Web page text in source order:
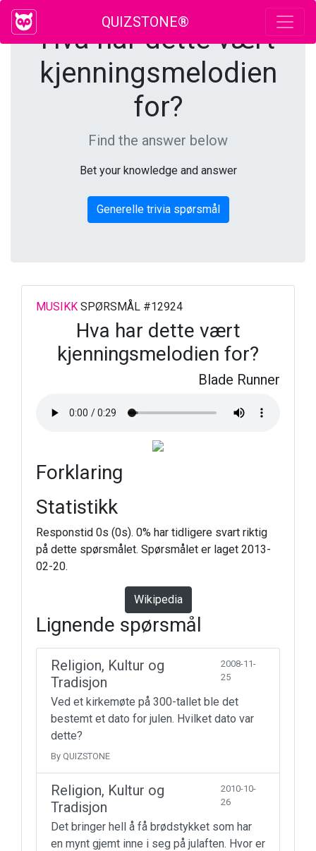
QUIZSTONE®
Hva har dette vært
kjenningsmelodien
for?
Find the answer below
Bet your knowledge and answer
Generelle trivia spørsmål
MUSIKK SPØRSMÅL #12924
Hva har dette vært
kjenningsmelodien for?
Blade Runner
Forklaring
Statistikk
Responstid 0s (0s). 0% har tidligere svart riktig
på dette spørsmålet. Spørsmålet er laget 2013-
02-20.
Wikipedia
Lignende spørsmål
Religion, Kultur og
Tradisjon
2008-11-
25
Ved et kirkemøte på 300-tallet ble det
bestemt et dato for julen. Hvilket dato var
dette?
By QUIZSTONE
Religion, Kultur og
Tradisjon
2010-10-
26
Det bringer hell å få brødstykket som har
en mynt gjemt inne i seg på julaften. Hvor er